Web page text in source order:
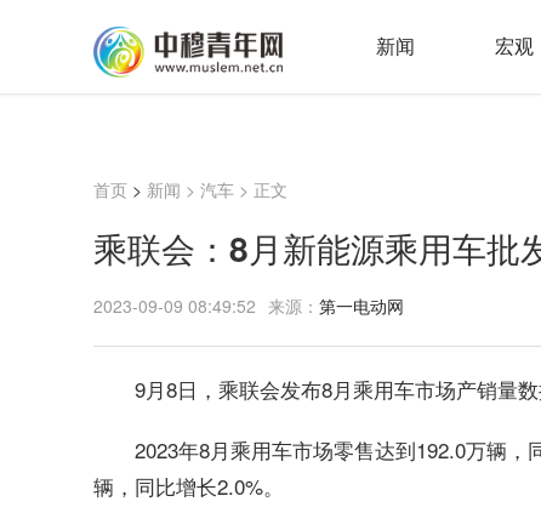
新闻 宏观
首页 > 新闻 > 汽车 > 正文
乘联会：8月新能源乘用车
2023-09-09 08:49:52 来源： 第一电动网
9月8日，乘联会发布8月乘用车市场产销量数
2023年8月乘用车市场零售达到192.0万辆
辆，同比增长2.0%。